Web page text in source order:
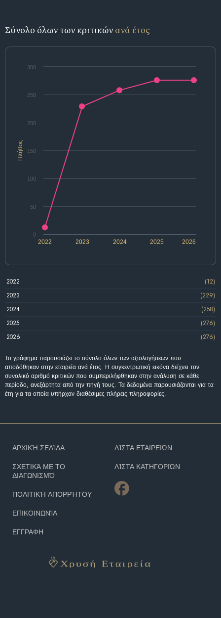
Σύνολο όλων των κριτικών ανά έτος
Πλήθος
2025
2022 2023 2024 2026
0
50
100
150
200
250
300
2022
(12)
2023
(229)
2024
(258)
2025
(276)
2026
(276)
Το γράφημα παρουσιάζει το σύνολο όλων των αξιολογήσεων που
αποδόθηκαν στην εταιρεία ανά έτος. Η συγκεντρωτική εικόνα δείχνει τον
συνολικό αριθμό κριτικών που συμπεριλήφθηκαν στην ανάλυση σε κάθε
περίοδο, ανεξάρτητα από την πηγή τους. Τα δεδομένα παρουσιάζονται για τα
έτη για τα οποία υπήρχαν διαθέσιμες πλήρεις πληροφορίες.
ΑΡΧΙΚΉ ΣΕΛΊΔΑ
ΣΧΕΤΙΚΆ ΜΕ ΤΟ
ΔΙΑΓΩΝΙΣΜΌ
ΠΟΛΙΤΙΚΉ ΑΠΟΡΡΉΤΟΥ
ΕΠΙΚΟΙΝΩΝΊΑ
ΕΓΓΡΑΦΗ
ΛΊΣΤΑ ΕΤΑΙΡΕΙΏΝ
ΛΊΣΤΑ ΚΑΤΗΓΟΡΙΏΝ